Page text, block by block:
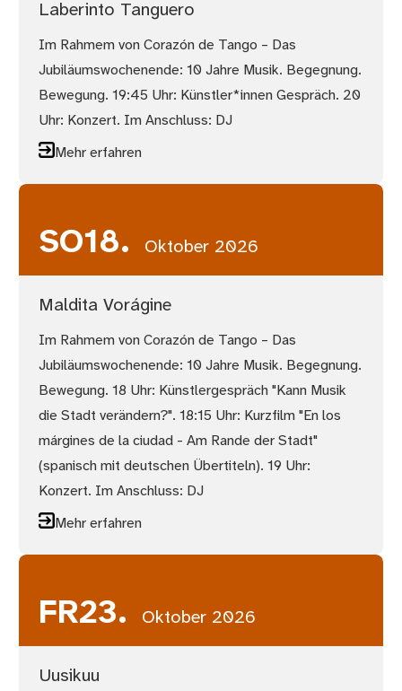
Laberinto Tanguero
Im Rahmem von Corazón de Tango – Das
Jubiläumswochenende: 10 Jahre Musik. Begegnung.
Bewegung. 19:45 Uhr: Künstler*innen Gespräch. 20
Uhr: Konzert. Im Anschluss: DJ
Mehr erfahren
SO18. Oktober 2026
Maldita Vorágine
Im Rahmem von Corazón de Tango – Das
Jubiläumswochenende: 10 Jahre Musik. Begegnung.
Bewegung. 18 Uhr: Künstlergespräch "Kann Musik
die Stadt verändern?". 18:15 Uhr: Kurzfilm "En los
márgines de la ciudad - Am Rande der Stadt"
(spanisch mit deutschen Übertiteln). 19 Uhr:
Konzert. Im Anschluss: DJ
Mehr erfahren
FR23. Oktober 2026
Uusikuu